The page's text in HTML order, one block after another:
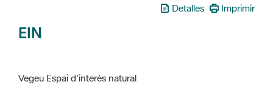
Detalles Imprimir
EIN
Vegeu Espai d'interès natural